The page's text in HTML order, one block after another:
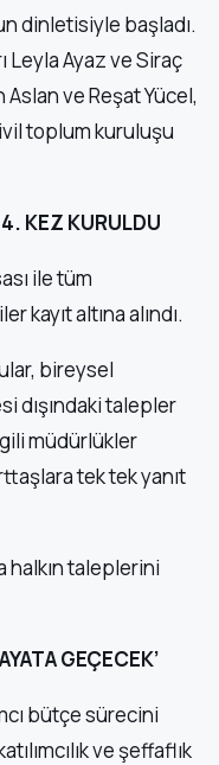
dinletisiyle başladı.
Leyla Ayaz ve Siraç
Aslan ve Reşat Yücel,
toplum kuruluşu
KEZ KURULDU
ile tüm
kayıt altına alındı.
bireysel
dışındaki talepler
müdürlükler
tek tek yanıt
halkın taleplerini
GEÇECEK’
bütçe sürecini
ve şeffaflık